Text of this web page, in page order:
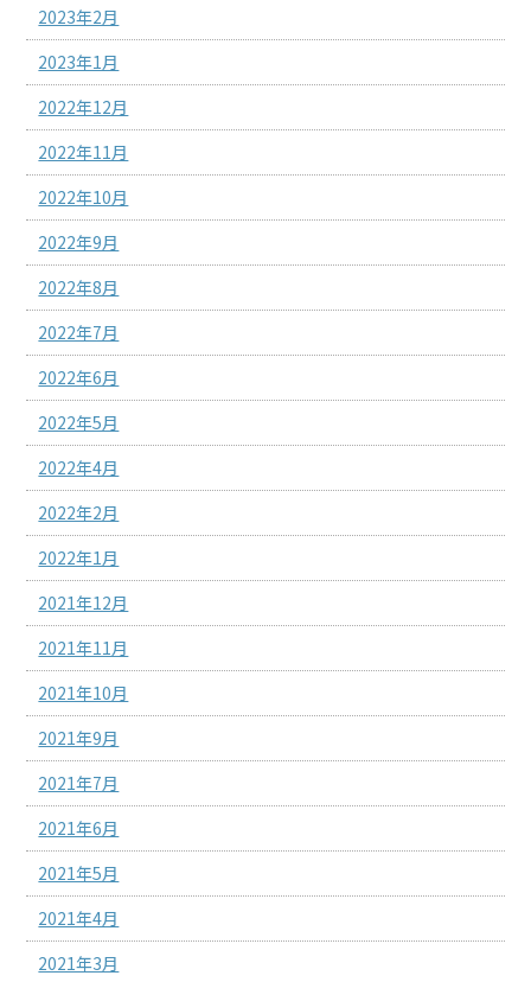
2023年2月
2023年1月
2022年12月
2022年11月
2022年10月
2022年9月
2022年8月
2022年7月
2022年6月
2022年5月
2022年4月
2022年2月
2022年1月
2021年12月
2021年11月
2021年10月
2021年9月
2021年7月
2021年6月
2021年5月
2021年4月
2021年3月